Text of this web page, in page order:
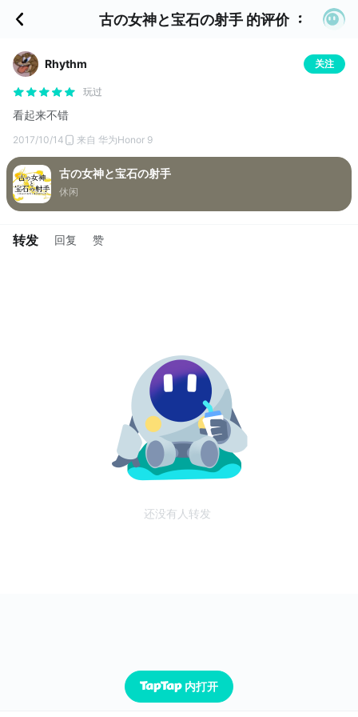
古の女神と宝石の射手 的评价
Rhythm 关注
玩过
看起来不错
2017/10/14 来自 华为Honor 9
古の女神と宝石の射手
休闲
转发 回复 赞
还没有人转发
内打开